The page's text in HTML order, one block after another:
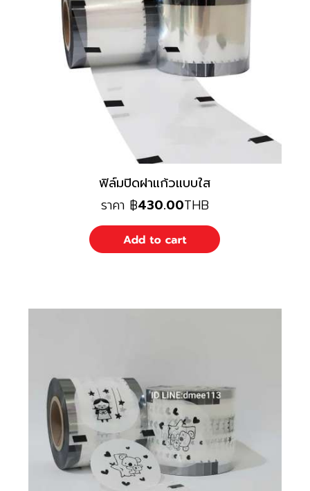
ฟิล์มปิดฝาแก้วแบบใส
ราคา ฿430.00THB